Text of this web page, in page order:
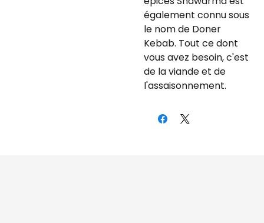
également connu sous
le nom de Doner
Kebab. Tout ce dont
vous avez besoin, c'est
de la viande et de
l'assaisonnement.